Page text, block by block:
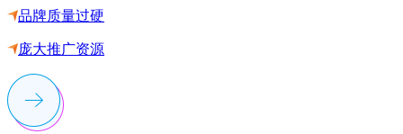
品牌质量过硬
庞大推广资源